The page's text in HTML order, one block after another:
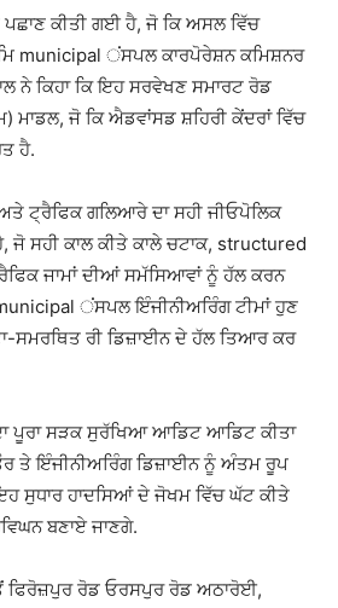
ਪਛਾਣ ਕੀਤੀ ਗਈ ਹੈ, ਜੋ ਕਿ ਅਸਲ ਵਿੱਚ
municipal ਂਸਪਲ ਕਾਰਪੋਰੇਸ਼ਨ ਕਮਿਸ਼ਨਰ
ਨੇ ਕਿਹਾ ਕਿ ਇਹ ਸਰਵੇਖਣ ਸਮਾਰਟ ਰੋਡ
ਜੋ ਕਿ ਐਡਵਾਂਸਡ ਸ਼ਹਿਰੀ ਕੇਂਦਰਾਂ ਵਿੱਚ
ਹੈ.
ਟ੍ਰੈਫਿਕ ਗਲਿਆਰੇ ਦਾ ਸਹੀ ਜੀਓਪੋਲਿਕ
ਜੋ ਸਹੀ ਕਾਲ ਕੀਤੇ ਕਾਲੇ ਚਟਾਕ, structured
ਜਾਮਾਂ ਦੀਆਂ ਸਮੱਸਿਆਵਾਂ ਨੂੰ ਹੱਲ ਕਰਨ
ਂਸਪਲ ਇੰਜੀਨੀਅਰਿੰਗ ਟੀਮਾਂ ਹੁਣ
ਸਮਰਥਿਤ ਰੀ ਡਿਜ਼ਾਈਨ ਦੇ ਹੱਲ ਤਿਆਰ ਕਰ
ਪੂਰਾ ਸੜਕ ਸੁਰੱਖਿਆ ਆਡਿਟ ਆਡਿਟ ਕੀਤਾ
ਤੇ ਇੰਜੀਨੀਅਰਿੰਗ ਡਿਜ਼ਾਈਨ ਨੂੰ ਅੰਤਮ ਰੂਪ
ਸੁਧਾਰ ਹਾਦਸਿਆਂ ਦੇ ਜੋਖਮ ਵਿੱਚ ਘੱਟ ਕੀਤੇ
ਬਣਾਏ ਜਾਣਗੇ.
ਫਿਰੋਜ਼ਪੁਰ ਰੋਡ ਓਰਸਪੁਰ ਰੋਡ ਅਠਾਰੋਈ,